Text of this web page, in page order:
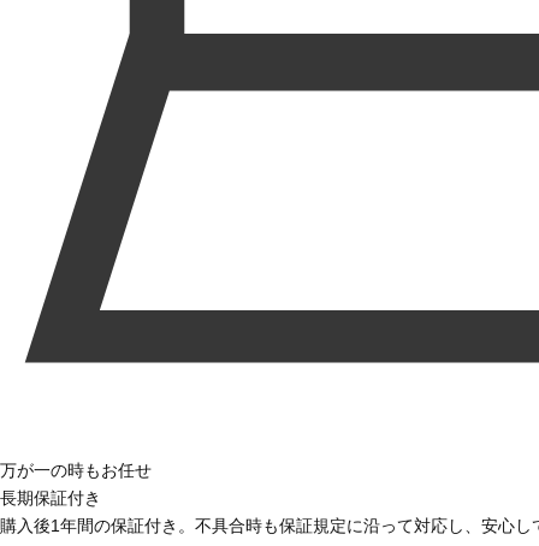
万が一の時もお任せ
長期保証付き
購入後1年間の保証付き。不具合時も保証規定に沿って対応し、安心